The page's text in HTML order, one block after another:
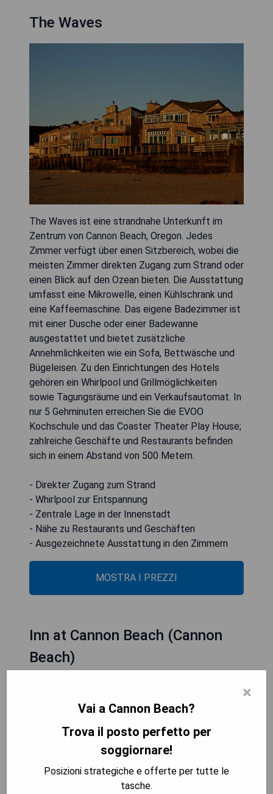
The Waves
The Waves ist eine strandnahe Unterkunft im
Zentrum von Cannon Beach, Oregon. Jedes
Zimmer verfügt über einen Sitzbereich, wobei die
meisten Zimmer direkten Zugang zum Strand oder
einen Blick auf den Ozean bieten. Die Ausstattung
umfasst eine Mikrowelle, einen Kühlschrank und
eine Kaffeemaschine. Das eigene Badezimmer ist
mit einer Dusche oder einer Badewanne
ausgestattet und bietet zusätzliche
Annehmlichkeiten wie ein Sofa, Bettwäsche und
Bügeleisen. Zu den Einrichtungen des Hotels
gehören ein Whirlpool und Grillmöglichkeiten
sowie Tagungsräume und ein Verkaufsautomat. In
nur 5 Gehminuten erreichen Sie die EVOO
Kochschule und das Coaster Theater Play House;
zahlreiche Geschäfte und Restaurants befinden
sich in einem Abstand von 500 Metern.
- Direkter Zugang zum Strand
- Whirlpool zur Entspannung
- Zentrale Lage in der Innenstadt
- Nähe zu Restaurants und Geschäften
- Ausgezeichnete Ausstattung in den Zimmern
MOSTRA I PREZZI
Inn at Cannon Beach (Cannon
Beach)
×
Vai a Cannon Beach?
Trova il posto perfetto per
soggiornare!
Posizioni strategiche e offerte per tutte le
tasche.